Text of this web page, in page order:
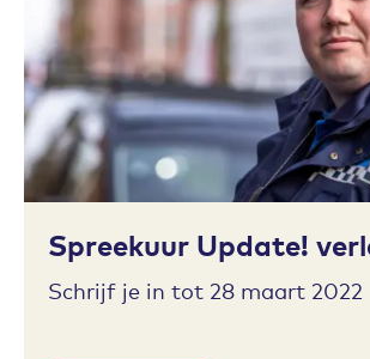
Toevoegen aan favorieten
Spreekuur Update!
Schrijf je in tot 28 maart 2022